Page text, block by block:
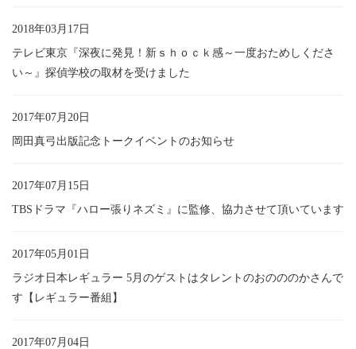
2018年03月17日
テレビ東京『深夜に発見！新ｓｈｏｃｋ感～一度おためしくださ
い～』探偵学校の取材を受けました
2017年07月20日
岡田真弓出版記念トークイベントのお知らせ
2017年07月15日
TBSドラマ『ハロー張りネズミ』に監修、協力させて頂いています
2017年05月01日
ラジオ日本レギュラー 5月のゲストはタレントのおのののかさんで
す【レギュラー番組】
2017年07月04日